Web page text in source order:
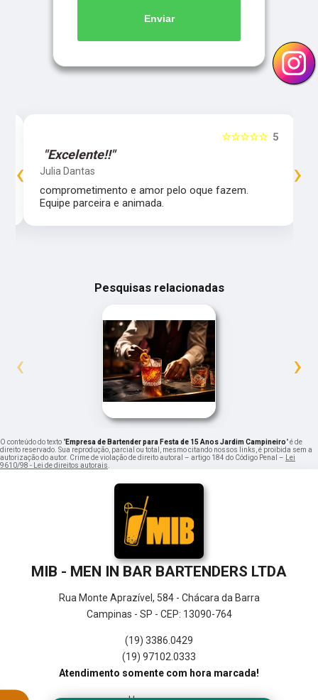
Enviar
5
☆☆☆☆☆
"Excelente!!"
Julia Dantas
comprometimento e amor pelo oque fazem.
Equipe parceira e animada.
‹ ›
Pesquisas relacionadas
‹ ›
O conteúdo do texto "Empresa de Bartender para Festa de 15 Anos Jardim Campineiro" é de
direito reservado. Sua reprodução, parcial ou total, mesmo citando nossos links, é proibida sem a
autorização do autor. Crime de violação de direito autoral – artigo 184 do Código Penal –
Lei
9610/98 - Lei de direitos autorais
MIB - MEN IN BAR BARTENDERS LTDA
Rua Monte Aprazível, 584 - Chácara da Barra
Campinas - SP - CEP: 13090-764
(19) 3386.0429
(19) 97102.0333
Atendimento somente com hora marcada!